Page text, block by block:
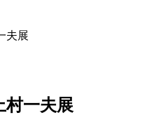
夫展
一夫展